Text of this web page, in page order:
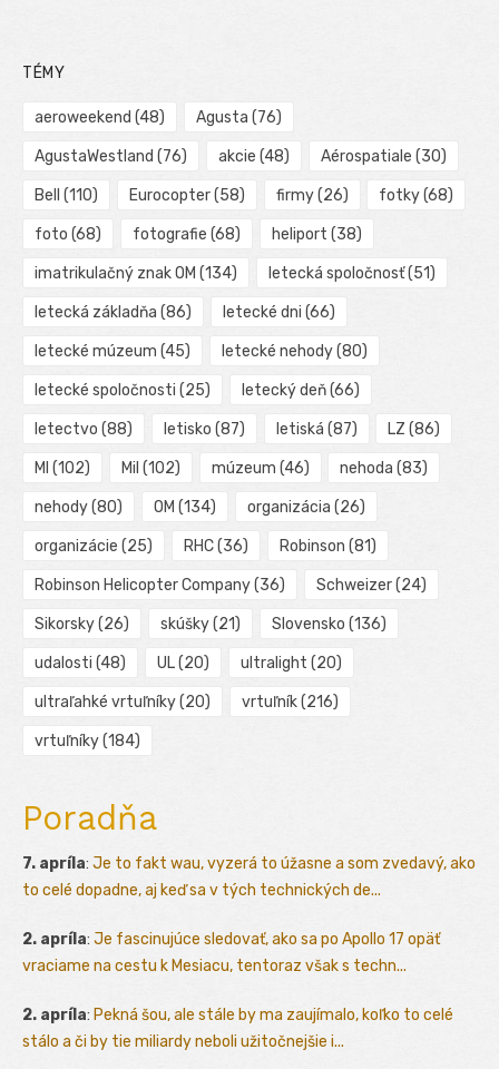
TÉMY
aeroweekend (48) Agusta (76)
AgustaWestland (76) akcie (48) Aérospatiale (30)
Bell (110) Eurocopter(58) firmy(26) fotky(68)
foto (68) fotografie (68) heliport (38)
imatrikulačný znak OM (134) letecká spoločnosť(51)
letecká základňa (86) letecké dni (66)
letecké múzeum (45) letecké nehody(80)
letecké spoločnosti (25) letecký deň(66)
letectvo (88) letisko (87) letiská (87) LZ (86)
MI (102) Mil (102) múzeum (46) nehoda (83)
nehody(80) OM (134) organizácia (26)
organizácie (25) RHC(36) Robinson (81)
Robinson Helicopter Company(36) Schweizer(24)
Sikorsky(26) skúšky(21) Slovensko (136)
udalosti (48) UL(20) ultralight (20)
ultraľahké vrtuľníky(20) vrtuľník(216)
vrtuľníky(184)
Poradňa
7. apríla: Je to fakt wau, vyzerá to úžasne a som zvedavý, ako
to celé dopadne, aj keď sa v tých technických de...
2. apríla: Je fascinujúce sledovať, ako sa po Apollo 17 opäť
vraciame na cestu k Mesiacu, tentoraz však s techn...
2. apríla: Pekná šou, ale stále by ma zaujímalo, koľko to celé
stálo a či by tie miliardy neboli užitočnejšie i...